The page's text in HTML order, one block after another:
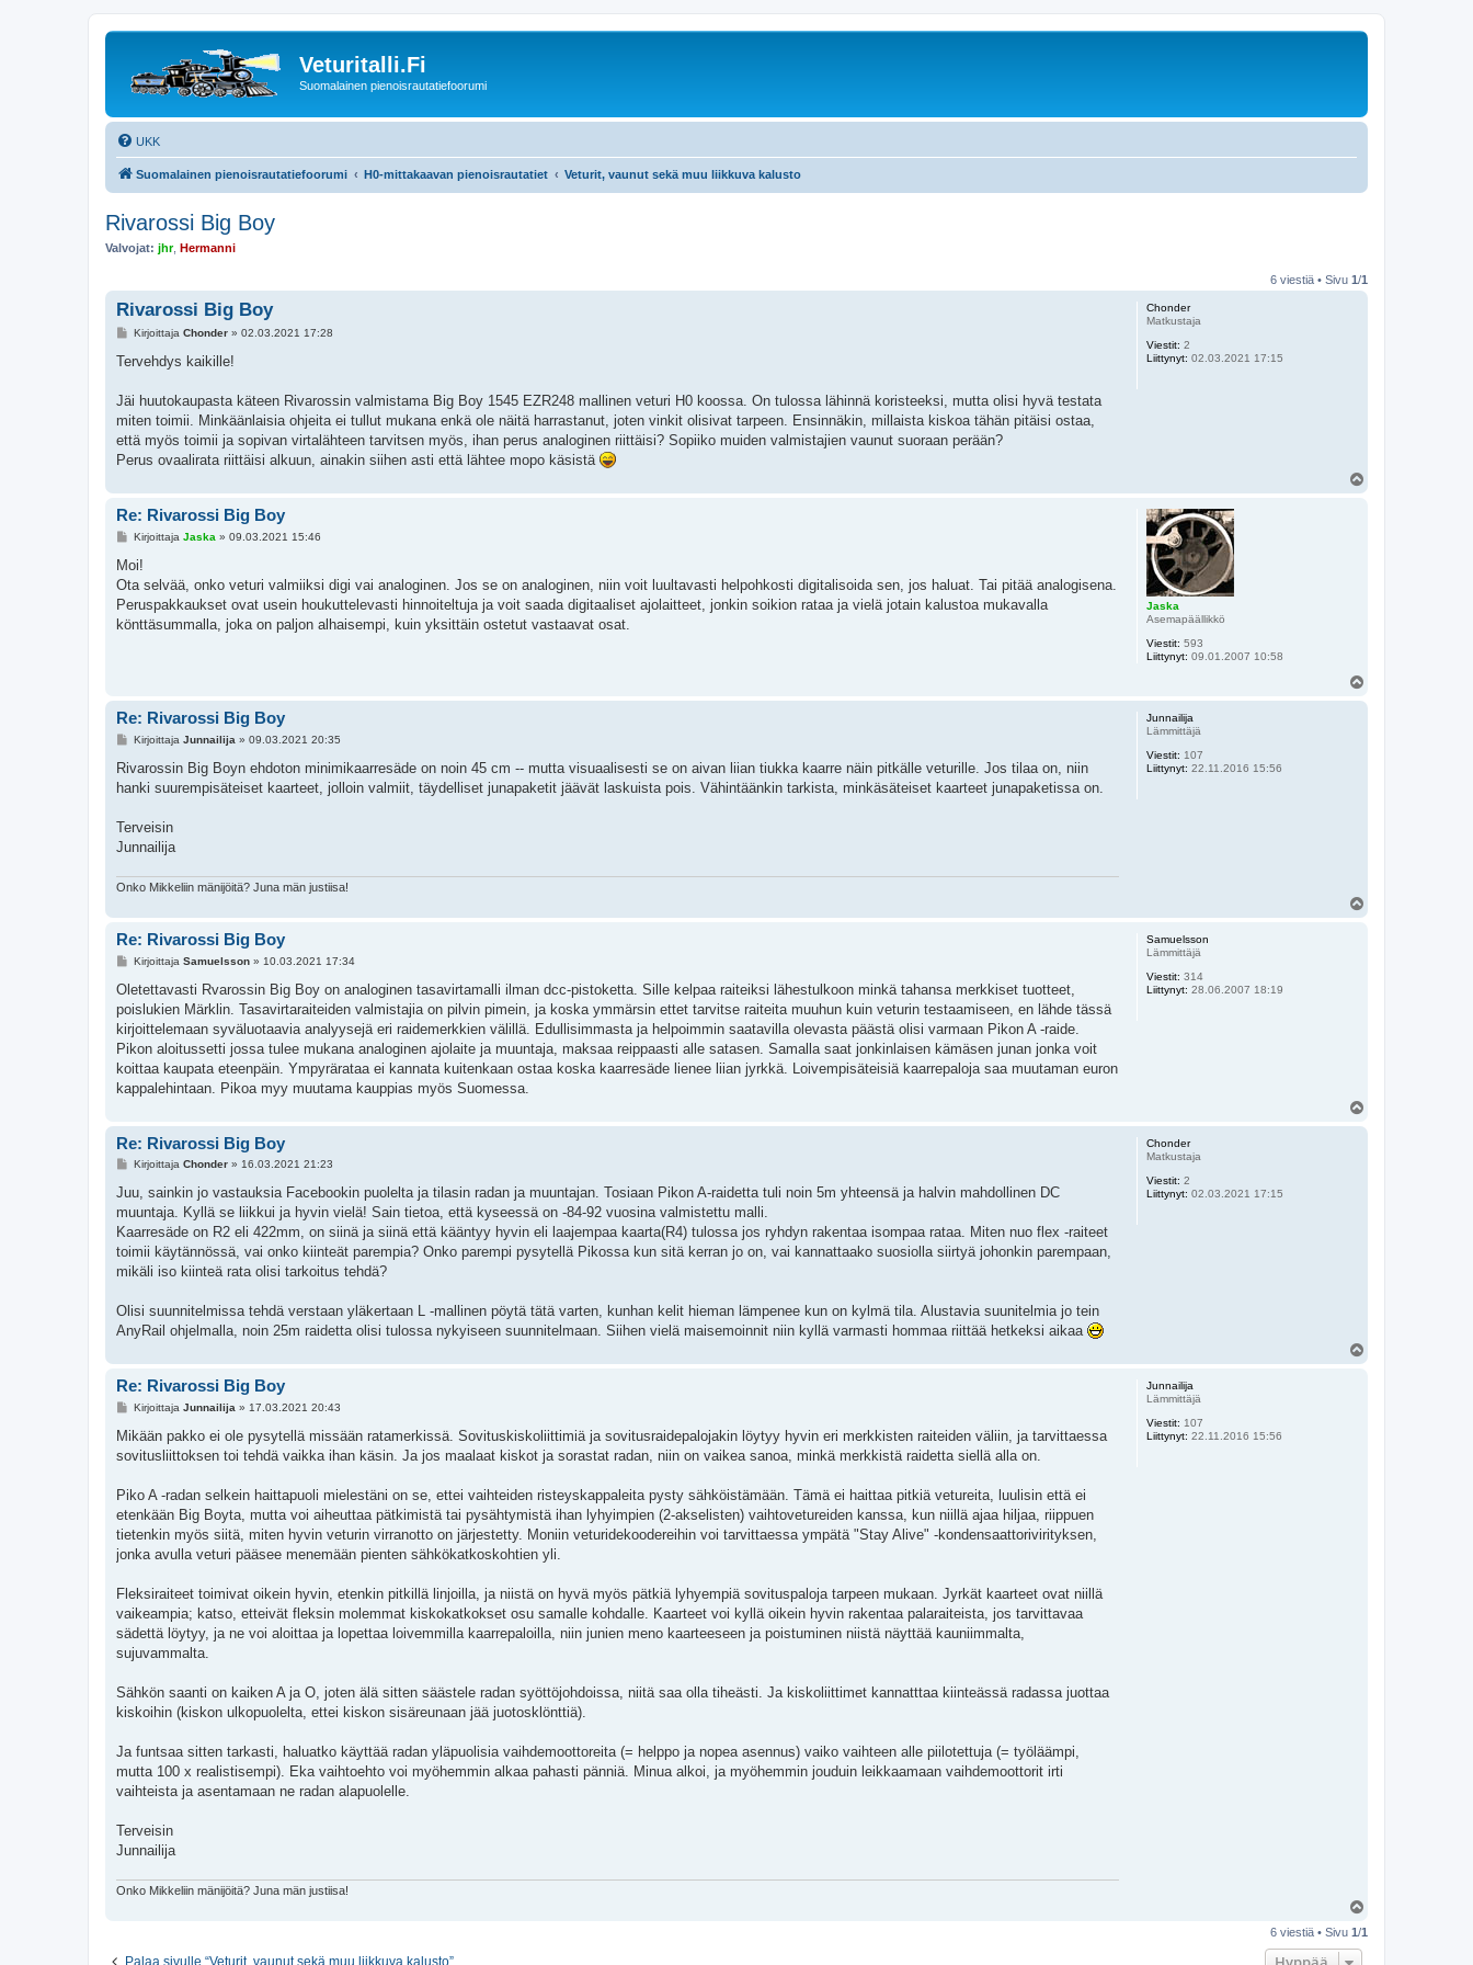
Veturitalli.Fi
Suomalainen pienoisrautatiefoorumi
UKK
Suomalainen pienoisrautatiefoorumi H0-mittakaavan pienoisrautatiet Veturit, vaunut sekä muu liikkuva kalusto
Rivarossi Big Boy
Valvojat: jhr, Hermanni
6 viestiä • Sivu 1/1
Chonder
Matkustaja
Viestit: 2
Liittynyt: 02.03.2021 17:15
Rivarossi Big Boy
V
e
i
Kirjoittaja Chonder» 02.03.2021 17:28
Tervehdys kaikille!
Jäi huutokaupasta käteen Rivarossin valmistama Big Boy 1545 EZR248 mallinen veturi H0 koossa. On tulossa lähinnä koristeeksi, mutta olisi hyvä testata
miten toimii. Minkäänlaisia ohjeita ei tullut mukana enkä ole näitä harrastanut, joten vinkit olisivat tarpeen. Ensinnäkin, millaista kiskoa tähän pitäisi ostaa,
että myös toimii ja sopivan virtalähteen tarvitsen myös, ihan perus analoginen riittäisi? Sopiiko muiden valmistajien vaunut suoraan perään?
Perus ovaalirata riittäisi alkuun, ainakin siihen asti että lähtee mopo käsistä
Jaska
Asemapäällikkö
Viestit: 593
Liittynyt: 09.01.2007 10:58
Re: Rivarossi Big Boy
V
e
t
i
Kirjoittaja Jaska » 09.03.2021 15:46
Moi!
Ota selvää, onko veturi valmiiksi digi vai analoginen. Jos se on analoginen, niin voit luultavasti helpohkosti digitalisoida sen, jos haluat. Tai pitää analogisena.
Peruspakkaukset ovat usein houkuttelevasti hinnoiteltuja ja voit saada digitaaliset ajolaitteet, jonkin soikion rataa ja vielä jotain kalustoa mukavalla
könttäsummalla, joka on paljon alhaisempi, kuin yksittäin ostetut vastaavat osat.
Junnailija
Lämmittäjä
Viestit: 107
Liittynyt: 22.11.2016 15:56
Re: Rivarossi Big Boy
V
e
t
Kirjoittaja Junnailija » 09.03.2021 20:35
Rivarossin Big Boyn ehdoton minimikaarresäde on noin 45 cm -- mutta visuaalisesti se on aivan liian tiukka kaarre näin pitkälle veturille. Jos tilaa on, niin
hanki suurempisäteiset kaarteet, jolloin valmiit, täydelliset junapaketit jäävät laskuista pois. Vähintäänkin tarkista, minkäsäteiset kaarteet junapaketissa on.
Terveisin
Junnailija
Onko Mikkeliin mänijöitä? Juna män justiisa!
Samuelsson
Lämmittäjä
Viestit: 314
Liittynyt: 28.06.2007 18:19
Re: Rivarossi Big Boy
V
e
t
i
Kirjoittaja Samuelsson» 10.03.2021 17:34
Oletettavasti Rvarossin Big Boy on analoginen tasavirtamalli ilman dcc-pistoketta. Sille kelpaa raiteiksi lähestulkoon minkä tahansa merkkiset tuotteet,
poislukien Märklin. Tasavirtaraiteiden valmistajia on pilvin pimein, ja koska ymmärsin ettet tarvitse raiteita muuhun kuin veturin testaamiseen, en lähde tässä
kirjoittelemaan syväluotaavia analyysejä eri raidemerkkien välillä. Edullisimmasta ja helpoimmin saatavilla olevasta päästä olisi varmaan Pikon A -raide.
Pikon aloitussetti jossa tulee mukana analoginen ajolaite ja muuntaja, maksaa reippaasti alle satasen. Samalla saat jonkinlaisen kämäsen junan jonka voit
koittaa kaupata eteenpäin. Ympyrärataa ei kannata kuitenkaan ostaa koska kaarresäde lienee liian jyrkkä. Loivempisäteisiä kaarrepaloja saa muutaman euron
kappalehintaan. Pikoa myy muutama kauppias myös Suomessa.
Chonder
Matkustaja
Viestit: 2
Liittynyt: 02.03.2021 17:15
Re: Rivarossi Big Boy
V
e
t
i
Kirjoittaja Chonder» 16.03.2021 21:23
Juu, sainkin jo vastauksia Facebookin puolelta ja tilasin radan ja muuntajan. Tosiaan Pikon A-raidetta tuli noin 5m yhteensä ja halvin mahdollinen DC
muuntaja. Kyllä se liikkui ja hyvin vielä! Sain tietoa, että kyseessä on -84-92 vuosina valmistettu malli.
Kaarresäde on R2 eli 422mm, on siinä ja siinä että kääntyy hyvin eli laajempaa kaarta(R4) tulossa jos ryhdyn rakentaa isompaa rataa. Miten nuo flex -raiteet
toimii käytännössä, vai onko kiinteät parempia? Onko parempi pysytellä Pikossa kun sitä kerran jo on, vai kannattaako suosiolla siirtyä johonkin parempaan,
mikäli iso kiinteä rata olisi tarkoitus tehdä?
Olisi suunnitelmissa tehdä verstaan yläkertaan L -mallinen pöytä tätä varten, kunhan kelit hieman lämpenee kun on kylmä tila. Alustavia suunitelmia jo tein
AnyRail ohjelmalla, noin 25m raidetta olisi tulossa nykyiseen suunnitelmaan. Siihen vielä maisemoinnit niin kyllä varmasti hommaa riittää hetkeksi aikaa
Junnailija
Lämmittäjä
Viestit: 107
Liittynyt: 22.11.2016 15:56
Re: Rivarossi Big Boy
V
e
t
Kirjoittaja Junnailija » 17.03.2021 20:43
Mikään pakko ei ole pysytellä missään ratamerkissä. Sovituskiskoliittimiä ja sovitusraidepalojakin löytyy hyvin eri merkkisten raiteiden väliin, ja tarvittaessa
sovitusliittoksen toi tehdä vaikka ihan käsin. Ja jos maalaat kiskot ja sorastat radan, niin on vaikea sanoa, minkä merkkistä raidetta siellä alla on.
Piko A -radan selkein haittapuoli mielestäni on se, ettei vaihteiden risteyskappaleita pysty sähköistämään. Tämä ei haittaa pitkiä vetureita, luulisin että ei
etenkään Big Boyta, mutta voi aiheuttaa pätkimistä tai pysähtymistä ihan lyhyimpien (2-akselisten) vaihtovetureiden kanssa, kun niillä ajaa hiljaa, riippuen
tietenkin myös siitä, miten hyvin veturin virranotto on järjestetty. Moniin veturidekoodereihin voi tarvittaessa ympätä "Stay Alive" -kondensaattorivirityksen,
jonka avulla veturi pääsee menemään pienten sähkökatkoskohtien yli.
Fleksiraiteet toimivat oikein hyvin, etenkin pitkillä linjoilla, ja niistä on hyvä myös pätkiä lyhyempiä sovituspaloja tarpeen mukaan. Jyrkät kaarteet ovat niillä
vaikeampia; katso, etteivät fleksin molemmat kiskokatkokset osu samalle kohdalle. Kaarteet voi kyllä oikein hyvin rakentaa palaraiteista, jos tarvittavaa
sädettä löytyy, ja ne voi aloittaa ja lopettaa loivemmilla kaarrepaloilla, niin junien meno kaarteeseen ja poistuminen niistä näyttää kauniimmalta,
sujuvammalta.
Sähkön saanti on kaiken A ja O, joten älä sitten säästele radan syöttöjohdoissa, niitä saa olla tiheästi. Ja kiskoliittimet kannatttaa kiinteässä radassa juottaa
kiskoihin (kiskon ulkopuolelta, ettei kiskon sisäreunaan jää juotosklönttiä).
Ja funtsaa sitten tarkasti, haluatko käyttää radan yläpuolisia vaihdemoottoreita (= helppo ja nopea asennus) vaiko vaihteen alle piilotettuja (= työläämpi,
mutta 100 x realistisempi). Eka vaihtoehto voi myöhemmin alkaa pahasti pänniä. Minua alkoi, ja myöhemmin jouduin leikkaamaan vaihdemoottorit irti
vaihteista ja asentamaan ne radan alapuolelle.
Terveisin
Junnailija
Onko Mikkeliin mänijöitä? Juna män justiisa!
ö
6 viestiä • Sivu 1/1